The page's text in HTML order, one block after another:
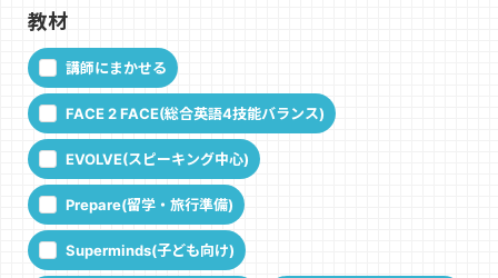
教材
講師にまかせる
FACE 2 FACE(総合英語4技能バランス)
EVOLVE(スピーキング中心)
Prepare(留学・旅行準備)
Superminds(子ども向け)